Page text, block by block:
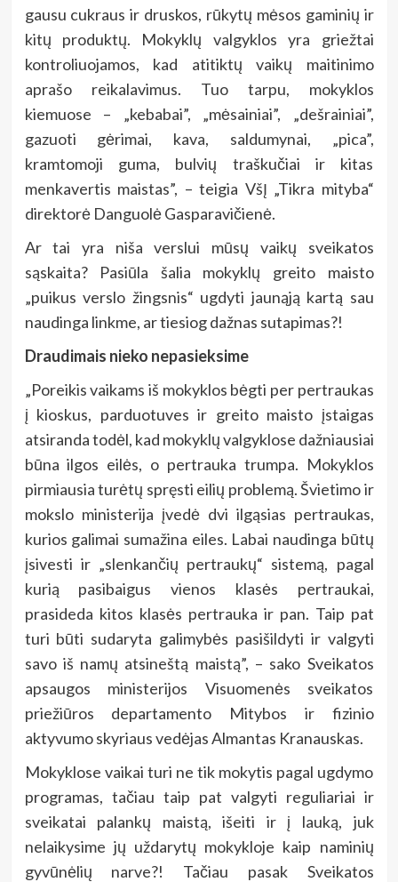
gausu cukraus ir druskos, rūkytų mėsos gaminių ir
kitų produktų. Mokyklų valgyklos yra griežtai
kontroliuojamos, kad atitiktų vaikų maitinimo
aprašo reikalavimus. Tuo tarpu, mokyklos
kiemuose – „kebabai”, „mėsainiai”, „dešrainiai”,
gazuoti gėrimai, kava, saldumynai, „pica”,
kramtomoji guma, bulvių traškučiai ir kitas
menkavertis maistas”, – teigia VšĮ „Tikra mityba“
direktorė Danguolė Gasparavičienė.
Ar tai yra niša verslui mūsų vaikų sveikatos
sąskaita? Pasiūla šalia mokyklų greito maisto
„puikus verslo žingsnis“ ugdyti jaunąją kartą sau
naudinga linkme, ar tiesiog dažnas sutapimas?!
Draudimais nieko nepasieksime
„Poreikis vaikams iš mokyklos bėgti per pertraukas
į kioskus, parduotuves ir greito maisto įstaigas
atsiranda todėl, kad mokyklų valgyklose dažniausiai
būna ilgos eilės, o pertrauka trumpa. Mokyklos
pirmiausia turėtų spręsti eilių problemą. Švietimo ir
mokslo ministerija įvedė dvi ilgąsias pertraukas,
kurios galimai sumažina eiles. Labai naudinga būtų
įsivesti ir „slenkančių pertraukų“ sistemą, pagal
kurią pasibaigus vienos klasės pertraukai,
prasideda kitos klasės pertrauka ir pan. Taip pat
turi būti sudaryta galimybės pasišildyti ir valgyti
savo iš namų atsineštą maistą”, – sako Sveikatos
apsaugos ministerijos Visuomenės sveikatos
priežiūros departamento Mitybos ir fizinio
aktyvumo skyriaus vedėjas Almantas Kranauskas.
Mokyklose vaikai turi ne tik mokytis pagal ugdymo
programas, tačiau taip pat valgyti reguliariai ir
sveikatai palankų maistą, išeiti ir į lauką, juk
nelaikysime jų uždarytų mokykloje kaip naminių
gyvūnėlių narve?! Tačiau pasak Sveikatos